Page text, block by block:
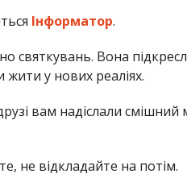
Інформатор.
святкувань. Вона
у нових реаліях.
вам надіслали смішний
не відкладайте на потім.